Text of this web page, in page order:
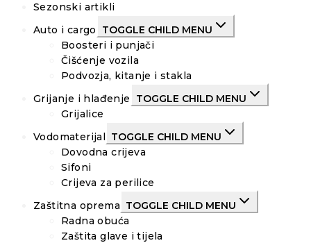
Sezonski artikli
Auto i cargo
TOGGLE CHILD MENU
Boosteri i punjači
Čišćenje vozila
Podvozja, kitanje i stakla
Grijanje i hlađenje
TOGGLE CHILD MENU
Grijalice
Vodomaterijal
TOGGLE CHILD MENU
Dovodna crijeva
Sifoni
Crijeva za perilice
Zaštitna oprema TOGGLE CHILD MENU
Radna obuća
Zaštita glave i tijela